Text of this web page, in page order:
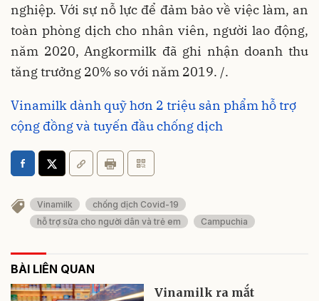
nghiệp. Với sự nỗ lực để đảm bảo về việc làm, an
toàn phòng dịch cho nhân viên, người lao động,
năm 2020, Angkormilk đã ghi nhận doanh thu
tăng trưởng 20% so với năm 2019. /.
Vinamilk dành quỹ hơn 2 triệu sản phẩm hỗ trợ
cộng đồng và tuyến đầu chống dịch
Vinamilk
chống dịch Covid-19
hỗ trợ sữa cho người dân và trẻ em
Campuchia
BÀI LIÊN QUAN
Vinamilk ra mắt